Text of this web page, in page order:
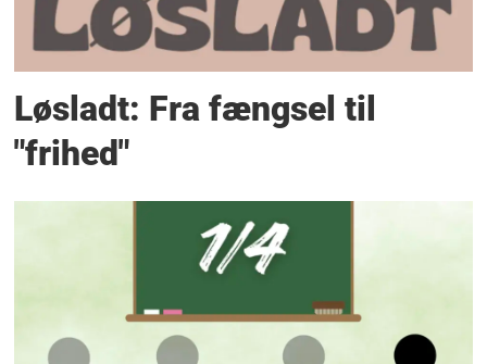
Løsladt: Fra fængsel til
"frihed"